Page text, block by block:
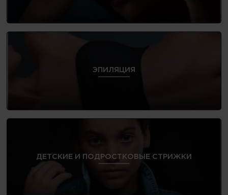
ЭПИЛЯЦИЯ
ДЕТСКИЕ И ПОДРОСТКОВЫЕ СТРИЖКИ